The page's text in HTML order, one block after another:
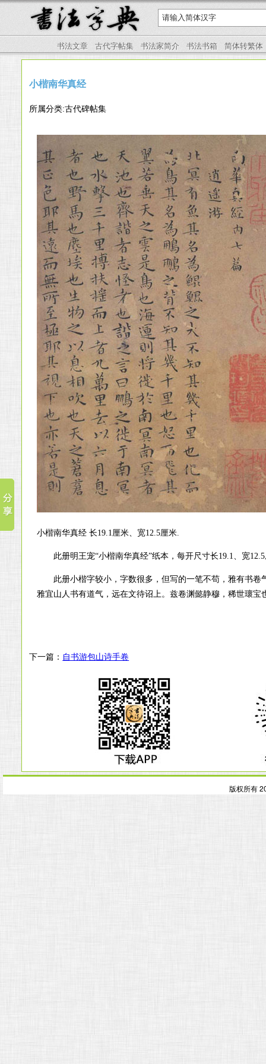
书法文章 古代字帖集 书法家简介 书法书箱 简体转繁体
小楷南华真经
所属分类:古代碑帖集
小楷南华真经 长19.1厘米、宽12.5厘米.
此册明王宠“小楷南华真经”纸本，每开尺寸长19.1、宽
此册小楷字较小，字数很多，但写的一笔不苟，雅有书卷
雅宜山人书有道气，远在文待诏上。兹卷渊懿静穆，稀世瓌宝
下一篇： 自书游包山诗手卷
版权所有